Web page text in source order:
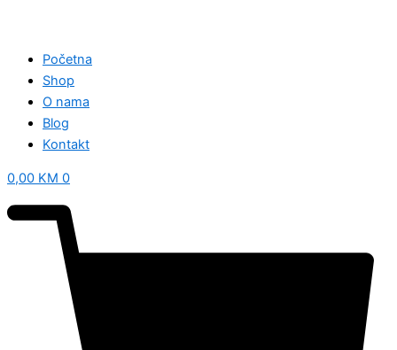
Početna
Shop
O nama
Blog
Kontakt
0,00 KM 0